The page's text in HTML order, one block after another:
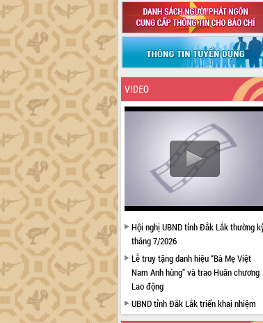
VIDEO
Hội nghị UBND tỉnh Đắk Lắk thường
tháng 7/2026
Lễ truy tặng danh hiệu “Bà Mẹ Việt
Nam Anh hùng” và trao Huân chương
Lao động
UBND tỉnh Đắk Lắk triển khai nhiệm
vụ 6 tháng cuối năm 2026